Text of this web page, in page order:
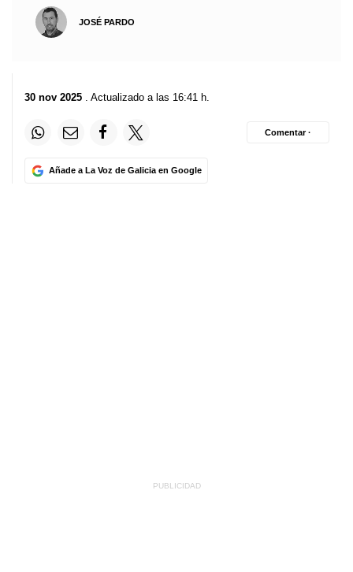
JOSÉ PARDO
30 nov 2025 . Actualizado a las 16:41 h.
Añade a La Voz de Galicia en Google
Comentar ·